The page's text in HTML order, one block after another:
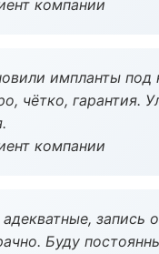
компании
импланты под
чётко, гарантия.
компании
запись
Буду